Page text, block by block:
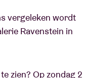
vergeleken wordt
Ravenstein in
zien? Op zondag 2